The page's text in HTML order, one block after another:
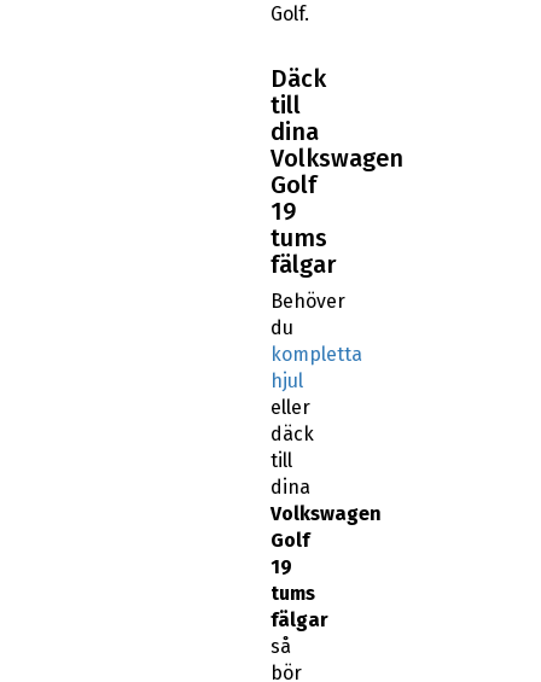
Golf.
Däck
till
dina
Volkswagen
Golf
19
tums
fälgar
Behöver
du
kompletta
hjul
eller
däck
till
dina
Volkswagen
Golf
19
tums
fälgar
så
bör